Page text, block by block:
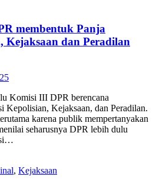
membentuk Panja
Kejaksaan dan Peradilan
Komisi III DPR berencana
Kepolisian, Kejaksaan, dan Peradilan.
karena publik mempertanyakan
seharusnya DPR lebih dulu
, Kejaksaan